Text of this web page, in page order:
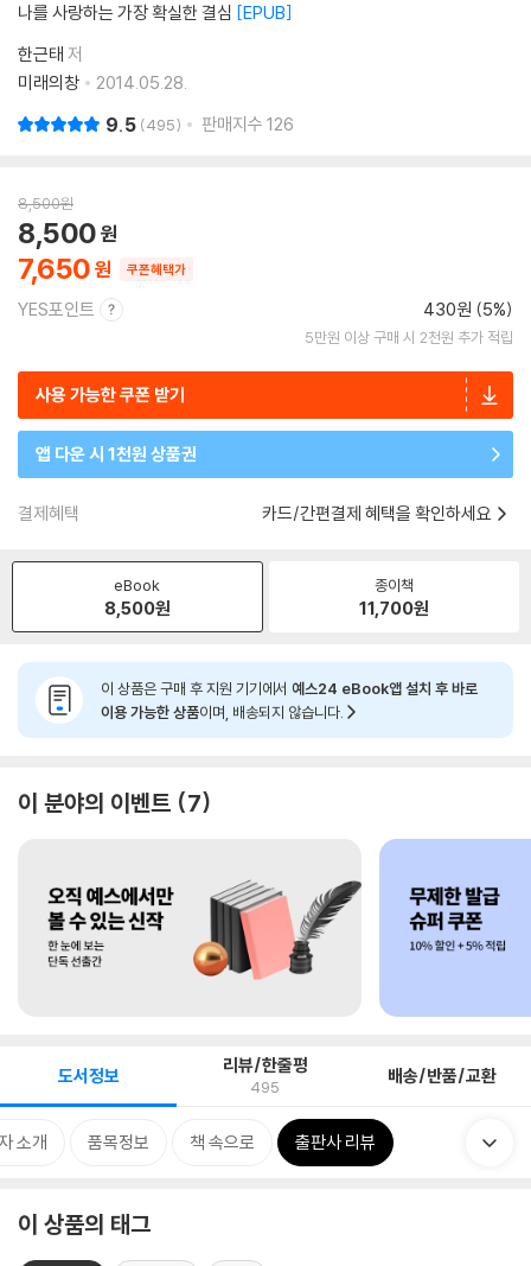
나를 사랑하는 가장 확실한 결심 EPUB
한근태 저
미래의창
2014.05.28.
9.5 495 판매지수 126
8,500원
7,650
8,500
쿠폰혜택가
YES포인트 430원 (5%)
5만원 이상 구매 시 2천원 추가 적립
사용 가능한 쿠폰 받기
앱 다운 시 1천원 상품권
결제혜택 카드/간편결제 혜택을 확인하세요
eBook
8,500원
종이책
11,700원
이 상품은 구매 후 지원 기기에서 예스24 eBook앱 설치 후 바로
이용 가능한 상품이며, 배송되지 않습니다.
이 분야의 이벤트 7
도서정보 리뷰/한줄평
495 배송/반품/교환
소개 품목정보 책 속으로 출판사 리뷰
이 상품의 태그